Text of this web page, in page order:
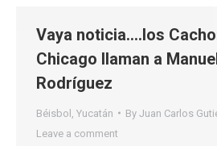
Vaya noticia….los
Chicago llaman a
Rodríguez
Béisbol Yucatán By Juan Carlos
Leave a comment